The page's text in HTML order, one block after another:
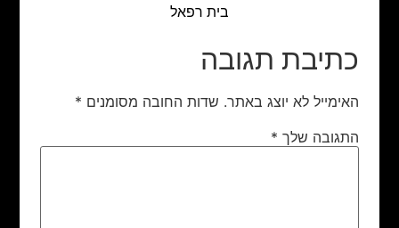
בית רפאל
כתיבת תגובה
האימייל לא יוצג באתר. שדות החובה מסומנים *
התגובה שלך *